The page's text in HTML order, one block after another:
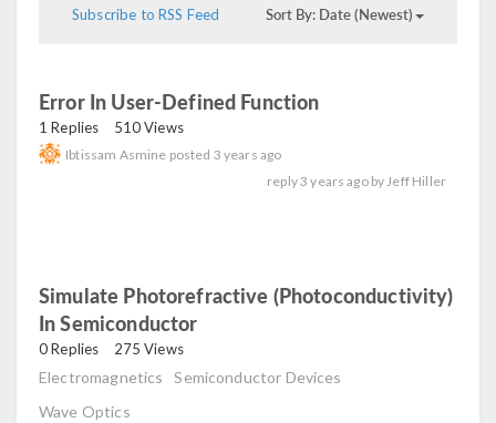
Subscribe to RSS Feed Sort By: Date (Newest)
Error In User-Defined Function
1 Replies 510 Views
Ibtissam Asmine posted 3 years ago
reply3 years ago byJeff Hiller
Simulate Photorefractive (photoconductivity)
In Semiconductor
0 Replies 275 Views
Electromagnetics
Semiconductor Devices
Wave Optics